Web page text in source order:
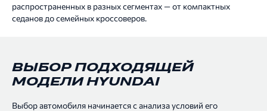
распространенных в разных сегментах — от компактных
седанов до семейных кроссоверов.
ВЫБОР ПОДХОДЯЩЕЙ
МОДЕЛИ HYUNDAI
Выбор автомобиля начинается с анализа условий его